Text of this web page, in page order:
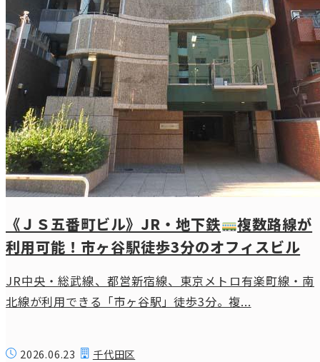
《ＪＳ五番町ビル》JR・地下鉄
複数路線が
利用可能！市ヶ谷駅徒歩3分のオフィスビル
JR中央・総武線、都営新宿線、東京メトロ有楽町線・南
北線が利用できる「市ヶ谷駅」徒歩3分。複...
2026.06.23 千代田区